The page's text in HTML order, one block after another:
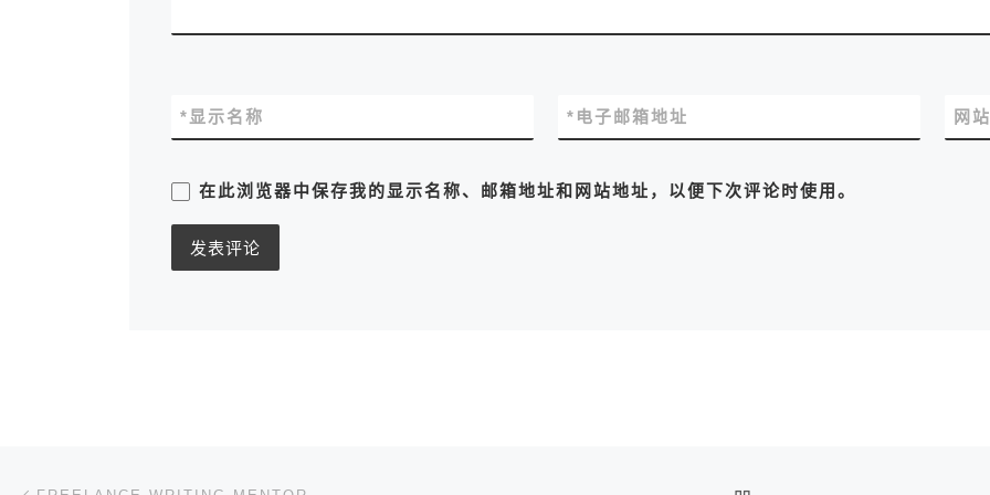
显示名称
* 电子邮箱地址
* 网
在此浏览器中保存我的显示名称、邮箱地址和网站地址，以便下次评论时使用。
文章导航